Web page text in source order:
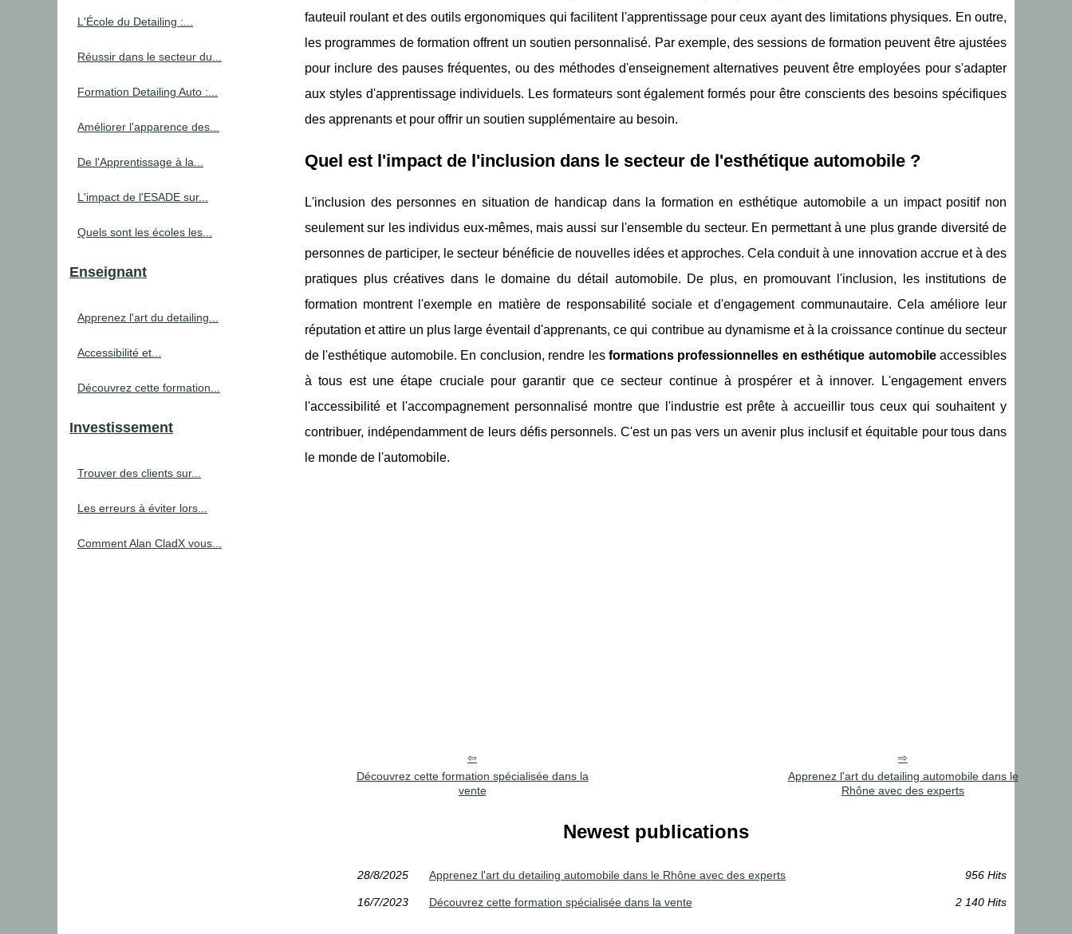
fauteuil roulant et des outils ergonomiques qui facilitent l'apprentissage pour ceux ayant des limitations physiques. En outre,
les programmes de formation offrent un soutien personnalisé. Par exemple, des sessions de formation peuvent être ajustées
pour inclure des pauses fréquentes, ou des méthodes d'enseignement alternatives peuvent être employées pour s'adapter
aux styles d'apprentissage individuels. Les formateurs sont également formés pour être conscients des besoins spécifiques
des apprenants et pour offrir un soutien supplémentaire au besoin.
Quel est l'impact de l'inclusion dans le secteur de l'esthétique automobile ?
L'inclusion des personnes en situation de handicap dans la formation en esthétique automobile a un impact positif non
seulement sur les individus eux-mêmes, mais aussi sur l'ensemble du secteur. En permettant à une plus grande diversité de
personnes de participer, le secteur bénéficie de nouvelles idées et approches. Cela conduit à une innovation accrue et à des
pratiques plus créatives dans le domaine du détail automobile. De plus, en promouvant l'inclusion, les institutions de
formation montrent l'exemple en matière de responsabilité sociale et d'engagement communautaire. Cela améliore leur
réputation et attire un plus large éventail d'apprenants, ce qui contribue au dynamisme et à la croissance continue du secteur
de l'esthétique automobile. En conclusion, rendre les formations professionnelles en esthétique automobileaccessibles
à tous est une étape cruciale pour garantir que ce secteur continue à prospérer et à innover. L'engagement envers
l'accessibilité et l'accompagnement personnalisé montre que l'industrie est prête à accueillir tous ceux qui souhaitent y
contribuer, indépendamment de leurs défis personnels. C'est un pas vers un avenir plus inclusif et équitable pour tous dans
le monde de l'automobile.
Découvrez cette formation spécialisée dans la
vente
Apprenez l'art du detailing automobile dans le
Rhône avec des experts
Newest publications
28/8/2025 Apprenez l'art du detailing automobile dans le Rhône avec des experts 956 Hits
16/7/2023 Découvrez cette formation spécialisée dans la vente 2 140 Hits
L'École du Detailing :...
Réussir dans le secteur du...
Formation Detailing Auto :...
Améliorer l'apparence des...
De l'Apprentissage à la...
L'impact de l'ESADE sur...
Quels sont les écoles les...
Enseignant
Apprenez l'art du detailing...
Accessibilité et...
Découvrez cette formation...
Investissement
Trouver des clients sur...
Les erreurs à éviter lors...
Comment Alan CladX vous...